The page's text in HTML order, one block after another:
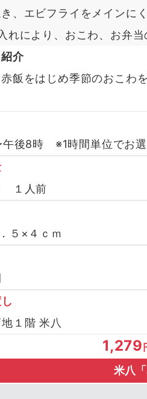
、エビフライをメインに
れにより、おこわ、お弁
介
飯をはじめ季節のおこわ
午後8時 ※1時間単位でお
１人前
５×４ｃｍ
１階 米八
1,279
米八